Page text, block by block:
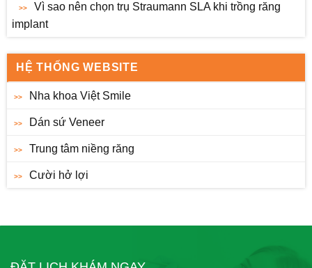
Vì sao nên chọn trụ Straumann SLA khi trồng răng
implant
HỆ THỐNG WEBSITE
Nha khoa Việt Smile
Dán sứ Veneer
Trung tâm niềng răng
Cười hở lợi